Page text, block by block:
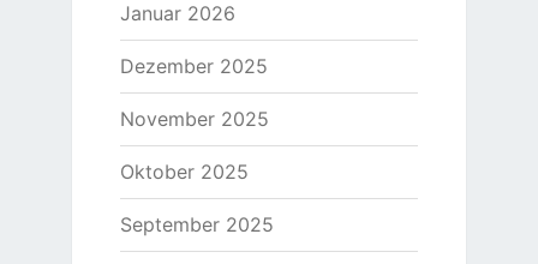
Januar 2026
Dezember 2025
November 2025
Oktober 2025
September 2025